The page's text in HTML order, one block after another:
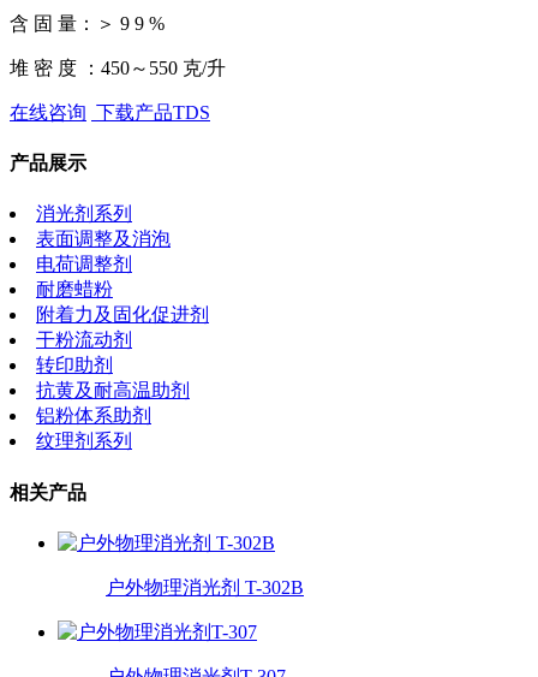
含 固 量：＞ 9 9 %
堆 密 度 ：450～550 克/升
在线咨询 下载产品TDS
产品展示
消光剂系列
表面调整及消泡
电荷调整剂
耐磨蜡粉
附着力及固化促进剂
干粉流动剂
转印助剂
抗黄及耐高温助剂
铝粉体系助剂
纹理剂系列
相关产品
户外物理消光剂 T-302B